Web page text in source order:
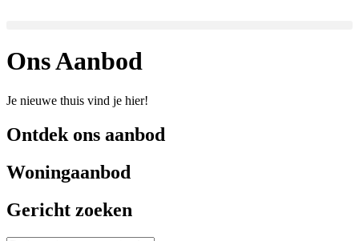
Ons Aanbod
Je nieuwe thuis vind je hier!
Ontdek ons aanbod
Woningaanbod
Gericht zoeken